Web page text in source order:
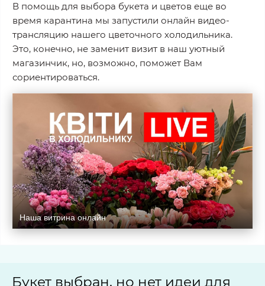
В помощь для выбора букета и цветов еще во
время карантина мы запустили онлайн видео-
трансляцию нашего цветочного холодильника.
Это, конечно, не заменит визит в наш уютный
магазинчик, но, возможно, поможет Вам
сориентироваться.
Наша витрина онлайн
Букет выбран, но нет идеи для